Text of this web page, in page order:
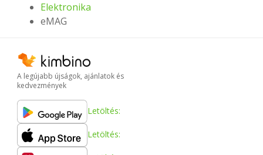
Elektronika
eMAG
A legújabb újságok, ajánlatok és
kedvezmények
Letöltés:
Letöltés: